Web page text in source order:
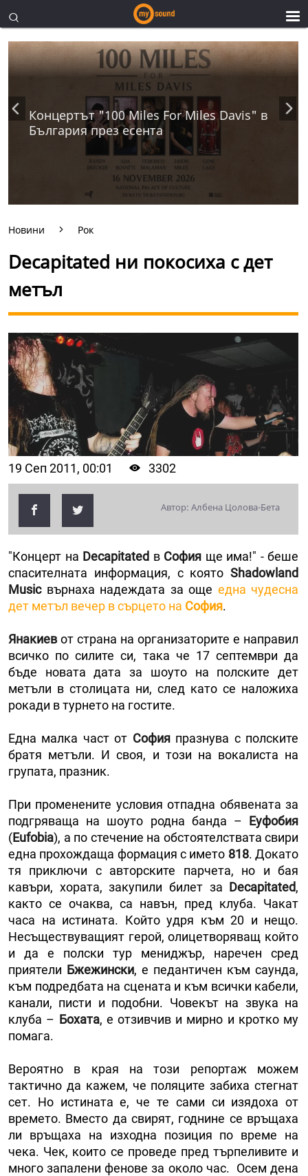
Концертът "100 Miles For Miles Davis" в
България през есента
Новини Рок
Decapitated ни покосиха с дет
метъл
19 Сеп 2011, 00:01 3302
Автор: Албена Цолова-Бета
"Концерт на Decapitated в София ще има!" - беше
спасителната информация, с коятоShadowland
Music върнаха надеждата за още една чудесна
дет метъл вечер в сърцето на София.
Янакиев от страна на организаторите е направил
всичко по силите си, така че 17 септември да
бъде новата дата за шоуто на полските дет
метъли в столицата ни, след като се наложиха
рокади в турнето на гостите.
Една малка част от София празнува с полските
братя метъли. И своя, и този на вокалиста на
групата, празник.
При променените условия отпадна обявената за
подгряваща на шоуто родна банда – Еуфобия
(Eufobia), а по стечение на обстоятелствата свири
една прохождаща формация с името 818. Докато
тя приключи с авторските парчета, но и бая
кавъри, хората, закупили билет за Decapitated,
както се очаква, са навън, пред клуба. Чакат
часа на истината. Който удря към 20 и нещо.
Несъществуващият герой, олицетворяващ който
и да е полски тур мениджър, наречен сред
приятели Бжежински, е педантичен към саунда,
към подредбата на сцената и към всички кабели,
канали, писти и подобни. Човекът на звука на
клуба – Бохата, е отзивчив и мирно и кротко му
помага.
Вероятно в края на този репортаж можем
тактично да кажем, че поляците забиха стегнат
сет. Но истината е, че те сами си изядоха от
времето. Вместо да свирят, годнине се връщаха
ли връщаха на изходна позиция по време на
чека. Чек, които се проведе пред търпеливите и
много запалени фенове за около час. Осем дена